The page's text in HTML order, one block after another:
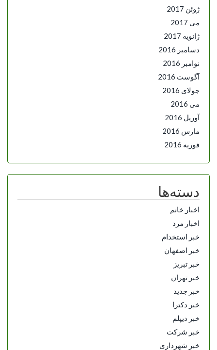
ژوئن 2017
می 2017
ژانویه 2017
دسامبر 2016
نوامبر 2016
آگوست 2016
جولای 2016
می 2016
آوریل 2016
مارس 2016
فوریه 2016
دسته‌ها
اخبار خانم
اخبار مرد
خبر استخدام
خبر اصفهان
خبر تبریز
خبر تهران
خبر جدید
خبر دکترا
خبر دیپلم
خبر شرکت
خبر شهرداری